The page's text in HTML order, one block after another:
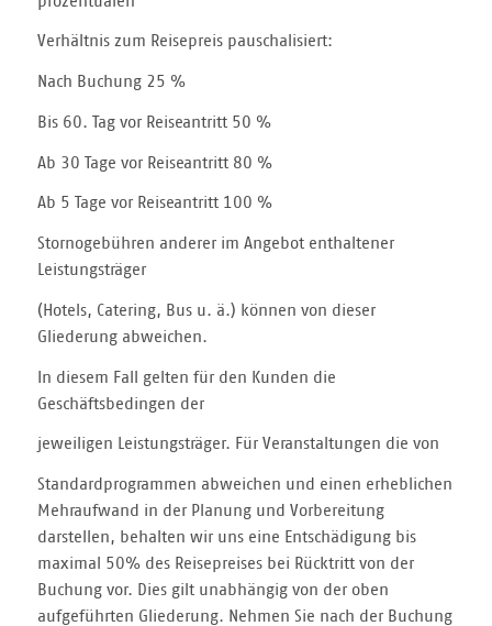
Verhältnis zum Reisepreis pauschalisiert:
Nach Buchung 25 %
Bis 60. Tag vor Reiseantritt 50 %
Ab 30 Tage vor Reiseantritt 80 %
Ab 5 Tage vor Reiseantritt 100 %
Stornogebühren anderer im Angebot enthaltener
Leistungsträger
(Hotels, Catering, Bus u. ä.) können von dieser
Gliederung abweichen.
In diesem Fall gelten für den Kunden die
Geschäftsbedingen der
jeweiligen Leistungsträger. Für Veranstaltungen die von
Standardprogrammen abweichen und einen erheblichen
Mehraufwand in der Planung und Vorbereitung
darstellen, behalten wir uns eine Entschädigung bis
maximal 50% des Reisepreises bei Rücktritt von der
Buchung vor. Dies gilt unabhängig von der oben
aufgeführten Gliederung. Nehmen Sie nach der Buchung